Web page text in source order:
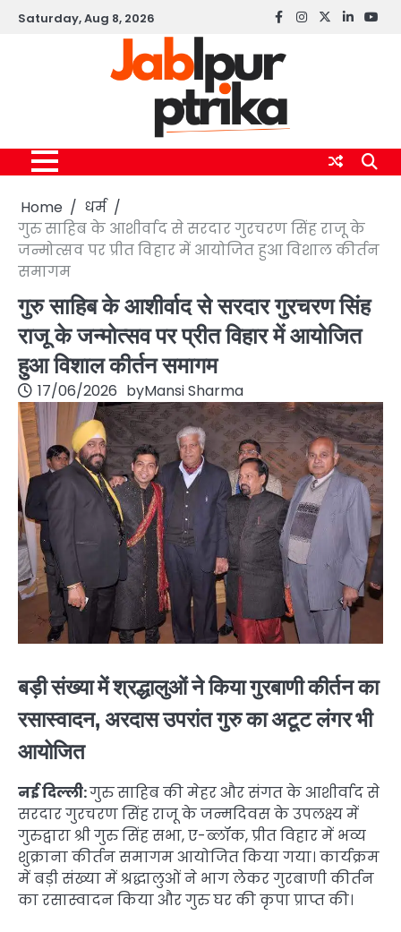
SkipSaturday, Aug 8, 2026 Facebook
instagram
twitterlinkedin
Home
धर्म
गुरु साहिब के आशीर्वाद से सरदार गुरचरण सिंह राजू के
जन्मोत्सव पर प्रीत विहार में आयोजित हुआ विशाल कीर्तन
समागम
गुरु साहिब के आशीर्वाद से सरदार गुरचरण सिंह
राजू के जन्मोत्सव पर प्रीत विहार में आयोजित
हुआ विशाल कीर्तन समागम
17/06/2026 byMansi Sharma
बड़ी संख्या में श्रद्धालुओं ने किया गुरबाणी कीर्तन का
रसास्वादन, अरदास उपरांत गुरु का अटूट लंगर भी
आयोजित
नई दिल्ली:गुरु साहिब की मेहर और संगत के आशीर्वाद से
सरदार गुरचरण सिंह राजू के जन्मदिवस के उपलक्ष्य में
गुरुद्वारा श्री गुरु सिंह सभा, ए-ब्लॉक, प्रीत विहार में भव्य
शुक्राना कीर्तन समागम आयोजित किया गया। कार्यक्रम
में बड़ी संख्या में श्रद्धालुओं ने भाग लेकर गुरबाणी कीर्तन
का रसास्वादन किया और गुरु घर की कृपा प्राप्त की।